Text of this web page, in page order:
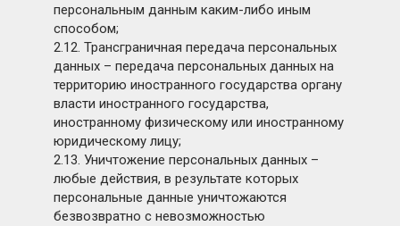
персональным данным каким-либо иным
способом;
2.12. Трансграничная передача персональных
данных – передача персональных данных на
территорию иностранного государства органу
власти иностранного государства,
иностранному физическому или иностранному
юридическому лицу;
2.13. Уничтожение персональных данных –
любые действия, в результате которых
персональные данные уничтожаются
безвозвратно с невозможностью